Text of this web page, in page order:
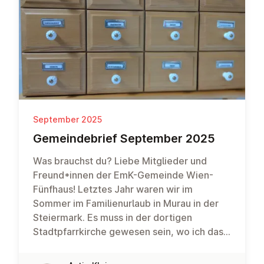
September 2025
Ge­mein­de­brief September 2025
Was brauchst du? Liebe Mitglieder und
Freund*innen der EmK-Gemeinde Wien-
Fünfhaus! Letztes Jahr waren wir im
Sommer im Familienurlaub in Murau in der
Steiermark. Es muss in der dortigen
Stadtpfarrkirche gewesen sein, wo ich das
Schränkchens gemacht habe. Ein